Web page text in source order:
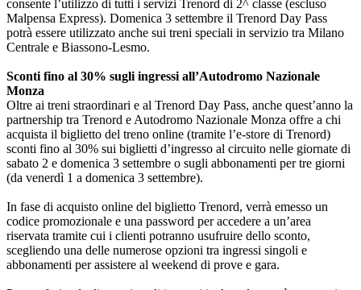
consente l’utilizzo di tutti i servizi Trenord di 2^ classe (escluso
Malpensa Express). Domenica 3 settembre il Trenord Day Pass
potrà essere utilizzato anche sui treni speciali in servizio tra Milano
Centrale e Biassono-Lesmo.
Sconti fino al 30% sugli ingressi all’Autodromo Nazionale
Monza
Oltre ai treni straordinari e al Trenord Day Pass, anche quest’anno la
partnership tra Trenord e Autodromo Nazionale Monza offre a chi
acquista il biglietto del treno online (tramite l’e-store di Trenord)
sconti fino al 30% sui biglietti d’ingresso al circuito nelle giornate di
sabato 2 e domenica 3 settembre o sugli abbonamenti per tre giorni
(da venerdì 1 a domenica 3 settembre).
In fase di acquisto online del biglietto Trenord, verrà emesso un
codice promozionale e una password per accedere a un’area
riservata tramite cui i clienti potranno usufruire dello sconto,
scegliendo una delle numerose opzioni tra ingressi singoli e
abbonamenti per assistere al weekend di prove e gara.